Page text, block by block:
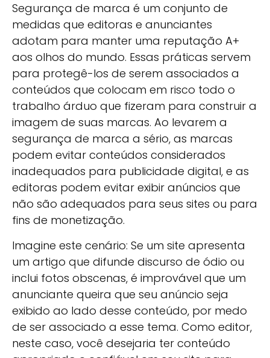
Segurança de marca é um conjunto de
medidas que editoras e anunciantes
adotam para manter uma reputação A+
aos olhos do mundo. Essas práticas servem
para protegê-los de serem associados a
conteúdos que colocam em risco todo o
trabalho árduo que fizeram para construir a
imagem de suas marcas. Ao levarem a
segurança de marca a sério, as marcas
podem evitar conteúdos considerados
inadequados para publicidade digital, e as
editoras podem evitar exibir anúncios que
não são adequados para seus sites ou para
fins de monetização.
Imagine este cenário: Se um site apresenta
um artigo que difunde discurso de ódio ou
inclui fotos obscenas, é improvável que um
anunciante queira que seu anúncio seja
exibido ao lado desse conteúdo, por medo
de ser associado a esse tema. Como editor,
neste caso, você desejaria ter conteúdo